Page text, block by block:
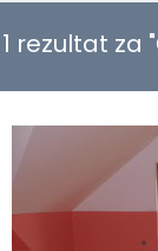
1 rezultat za